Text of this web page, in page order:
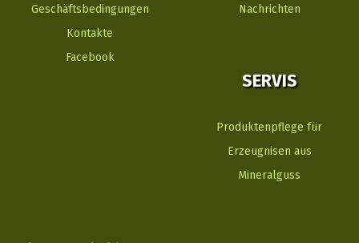
Geschäftsbedingungen
Kontakte
Facebook
Nachrichten
SERVIS
Produktenpflege für
Erzeugnisen aus
Mineralguss